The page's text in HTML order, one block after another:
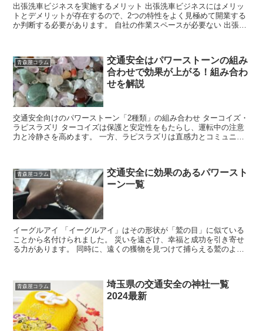
出張洗車ビジネスを実施するメリット 出張洗車ビジネスにはメリッ
トとデメリットが存在するので、2つの特性をよく見極めて開業する
か判断する必要があります。 自社の作業スペースが必要ない 出張洗
青森屋コラム
交通安全はパワーストーンの組み
合わせで効果が上がる！組み合わ
せを解説
交通安全向けのパワーストーン「2種類」の組み合わせ ターコイズ・
ラピスラズリ ターコイズは保護と安定性をもたらし、運転中の注意
力と冷静さを高めます。 一方、ラピスラズリは直感力とコミュニケ
青森屋コラム
交通安全に効果のあるパワースト
ーン一覧
イーグルアイ 「イーグルアイ」はその形状が「鷲の目」に似ている
ことから名付けられました。 災いを遠ざけ、幸福と成功を引き寄せ
る力があります。 同時に、遠くの獲物を見つけて捕らえる鷲のよう
青森屋コラム
埼玉県の交通安全の神社一覧
2024最新